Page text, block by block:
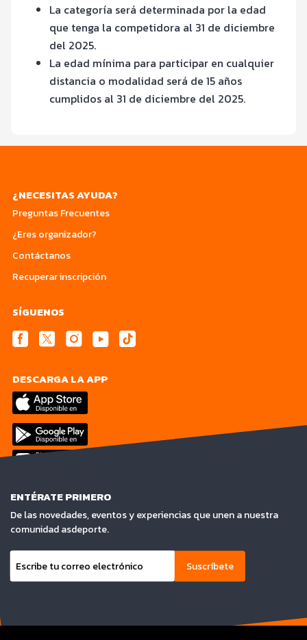
La categoría será determinada por la edad
que tenga la competidora al 31 de diciembre
del 2025.
La edad mínima para participar en cualquier
distancia o modalidad será de 15 años
cumplidos al 31 de diciembre del 2025.
¿NECESITAS AYUDA?
Preguntas Frecuentes
¿Eres organizador?
Contáctanos
Recuperar inscripción
SÍGUENOS
DESCARGA LA APP
ENTÉRATE PRIMERO
De las novedades, eventos y experiencias que unen a nuestra
comunidad asdeporte.
Suscríbete